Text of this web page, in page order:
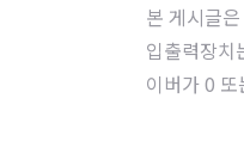
본 게시글
입출력장
이버가 0